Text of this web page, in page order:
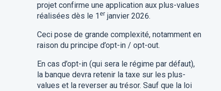
projet confirme une application aux plus-values
réalisées dès le 1 erjanvier 2026.
Ceci pose de grande complexité, notamment en
raison du principe d’opt-in / opt-out.
En cas d’opt-in (qui sera le régime par défaut),
la banque devra retenir la taxe sur les plus-
values et la reverser au trésor. Sauf que la loi